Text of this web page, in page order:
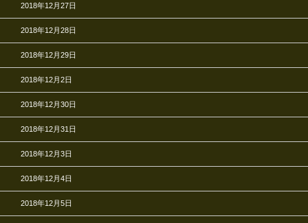
2018年12月27日
2018年12月28日
2018年12月29日
2018年12月2日
2018年12月30日
2018年12月31日
2018年12月3日
2018年12月4日
2018年12月5日